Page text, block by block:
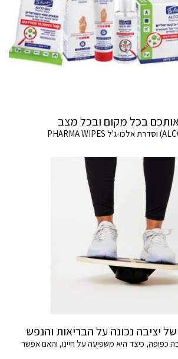
בכל מקום ובכל מצב
יציבה נכונה על הבריאות והנפש
כפופה, כיצד היא משפיעה על חיינו, והאם אפשר